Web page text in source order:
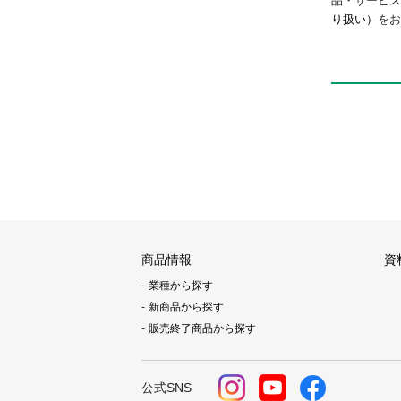
り扱い） を
商品情報
業種から探す
新商品から探す
販売終了商品から探す
資
公式SNS